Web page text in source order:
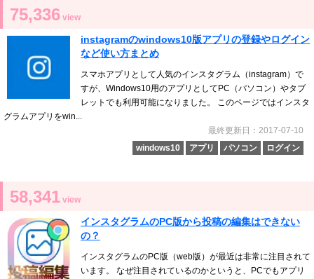
75,336 view
instagramのwindows10版アプリの登録やログイン
など使い方まとめ
スマホアプリとして人気のインスタグラム（instagram）で
すが、Windows10用のアプリとしてPC（パソコン）やタブ
レットでも利用可能になりました。 このページではインスタ
グラムアプリをwin...
最終更新日：2017-07-10
windows10
アプリ パソコン ログイン
58,341 view
インスタグラムのPC版から投稿の編集はできない
の？
インスタグラムのPC版（web版）が最近は非常に注目されて
います。 なぜ注目されているのかというと、PCでもアプリ